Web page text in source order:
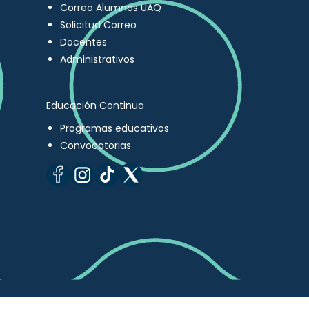
Correo Alumnos UAQ
Solicitud Correo
Docentes
Administrativos
Educación Continua
Programas educativos
Convocatorias